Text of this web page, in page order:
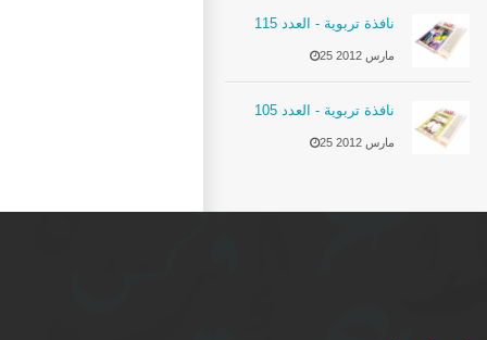
نافذة تربوية - العدد 115
25 مارس 2012
نافذة تربوية - العدد 105
25 مارس 2012